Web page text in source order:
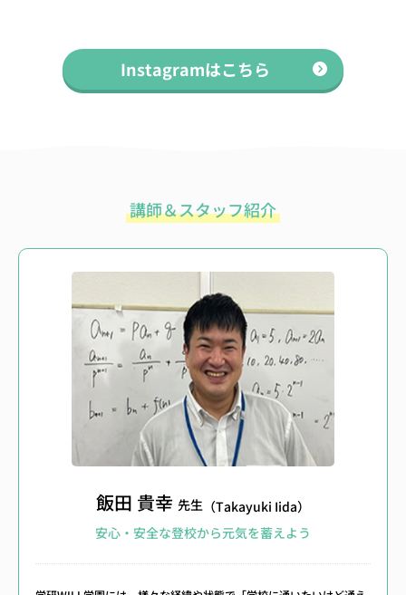
Instagramはこちら
講師＆スタッフ紹介
飯田 貴幸 先生 （Takayuki Iida）
安心・安全な登校から元気を蓄えよう